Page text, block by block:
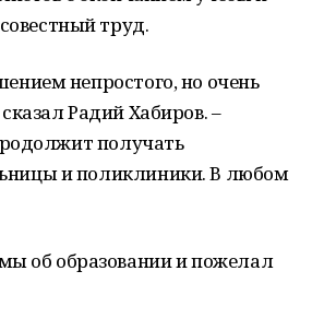
труд.
непростого, но очень
Радий Хабиров. –
получать
и поликлиники. В любом
об образовании и пожелал